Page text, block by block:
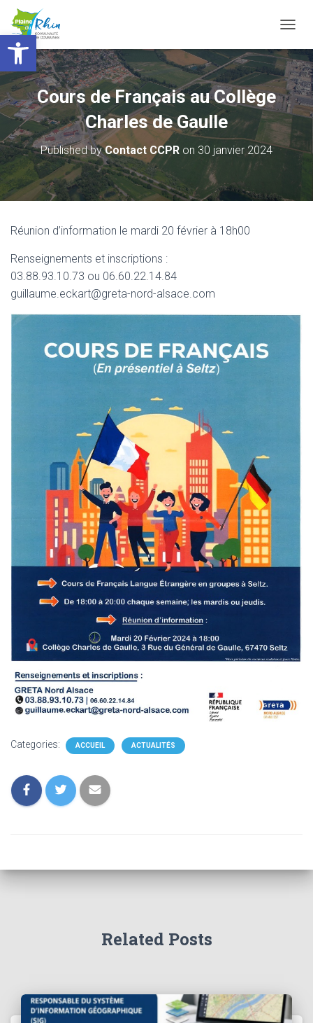
Ouvrir la barre d’outils
O
G
G
L
E
N
A
Cours de Français au Collège
Charles de Gaulle
Published byContact CCPR on 30 janvier 2024
Réunion d’information le mardi 20 février à 18h00
Renseignements et inscriptions :
03.88.93.10.73 ou 06.60.22.14.84
guillaume.eckart@greta-nord-alsace.com
Categories: ACCUEIL ACTUALITÉS
Related Posts